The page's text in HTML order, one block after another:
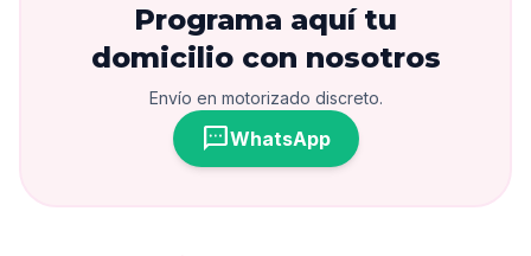
Programa aquí tu
domicilio con nosotros
Envío en motorizado discreto.
smsWhatsApp